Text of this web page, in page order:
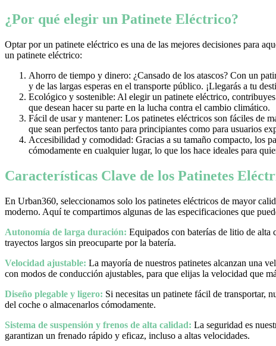
¿Por qué elegir un Patinete Eléctrico?
Optar por un patinete eléctrico es una de las mejores decisiones para
un patinete eléctrico:
Ahorro de tiempo y dinero: ¿Cansado de los atascos? Con un
y de las largas esperas en el transporte público. ¡Llegarás a tu
Ecológico y sostenible: Al elegir un patinete eléctrico,
que desean hacer su parte en la lucha contra el cambio climático.
Fácil de usar y mantener: Los patinetes eléctricos son fáciles de
que sean perfectos tanto para principiantes como para usuarios
Accesibilidad y comodidad: Gracias a su tamaño compacto, los
cómodamente en cualquier lugar, lo que los hace ideales para
Características Clave de los Patinetes
En Urban360, seleccionamos solo los patinetes eléctricos de mayor
moderno. Aquí te compartimos algunas de las especificaciones que
Autonomía de larga duración: Equipados con baterías de litio de alta
trayectos largos sin preocuparte por la batería.
Velocidad ajustable: La mayoría de nuestros patinetes alcanzan una
con modos de conducción ajustables, para que elijas la velocidad que
Diseño plegable y ligero: Si necesitas un patinete fácil de transportar,
del coche o almacenarlos cómodamente.
Sistema de suspensión y frenos de alta calidad: La seguridad es
garantizan un frenado rápido y eficaz, incluso a altas velocidades.